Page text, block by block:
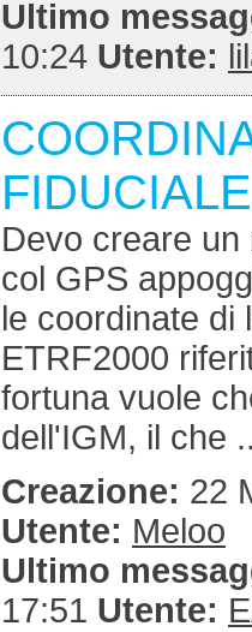
Ultimo
10:24 Utente:
FIDUCIALE
Devo creare un
col GPS
le coordinate di
ETRF2000
fortuna vuole
dell'IGM, il che
Creazione: 22
Utente: Meloo
Ultimo
17:51 Utente: